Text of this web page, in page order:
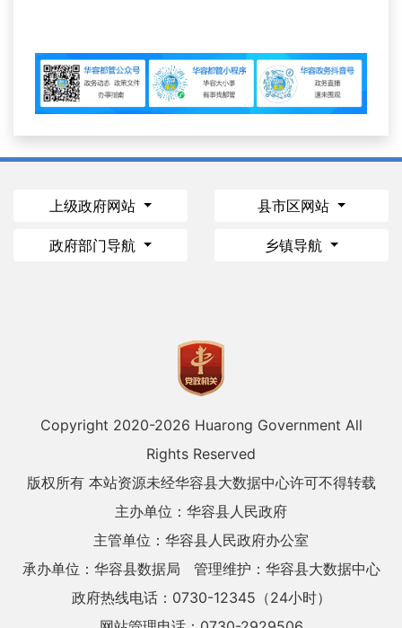
上级政府网站 县市区网站
政府部门导航 乡镇导航
Copyright 2020-2026 Huarong Government All
Rights Reserved
版权所有 本站资源未经华容县大数据中心许可不得转载
主办单位：华容县人民政府
主管单位：华容县人民政府办公室
承办单位：华容县数据局
管理维护：华容县大数据中心
政府热线电话：0730-12345（24小时）